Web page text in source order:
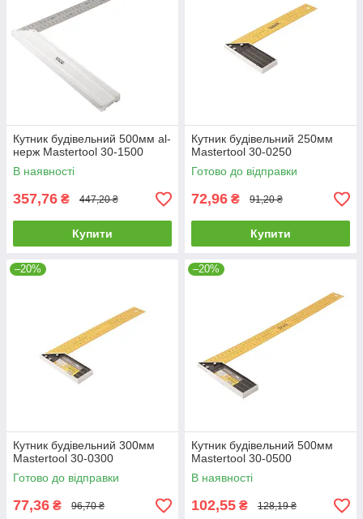
Кутник будівельний 500мм al-
нерж Mastertool 30-1500
В наявності
357,76 ₴ 447,20 ₴
Купити
Кутник будівельний 250мм
Mastertool 30-0250
Готово до відправки
72,96 ₴ 91,20 ₴
Купити
–20%
Кутник будівельний 300мм
Mastertool 30-0300
Готово до відправки
77,36 ₴ 96,70 ₴
–20%
Кутник будівельний 500мм
Mastertool 30-0500
В наявності
102,55 ₴ 128,19 ₴